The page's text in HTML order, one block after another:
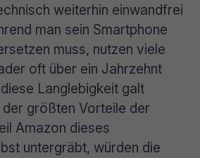
weiterhin einwandfrei
man sein Smartphone
muss, nutzen viele
oft über ein Jahrzehnt
Langlebigkeit galt
größten Vorteile der
Amazon dieses
untergräbt, würden die